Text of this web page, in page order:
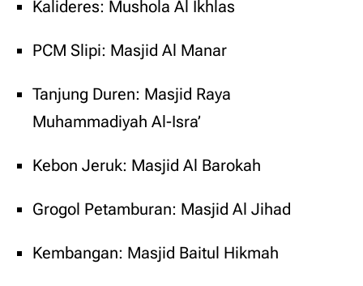
Kalideres: Mushola Al Ikhlas
PCM Slipi: Masjid Al Manar
Tanjung Duren: Masjid Raya
Muhammadiyah Al-Isra’
Kebon Jeruk: Masjid Al Barokah
Grogol Petamburan: Masjid Al Jihad
Kembangan: Masjid Baitul Hikmah